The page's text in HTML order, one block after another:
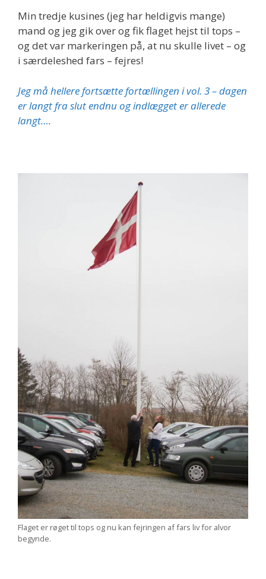
Min tredje kusines (jeg har heldigvis mange)
mand og jeg gik over og fik flaget hejst til tops –
og det var markeringen på, at nu skulle livet – og
i særdeleshed fars – fejres!
Jeg må hellere fortsætte fortællingen i vol. 3 – dagen
er langt fra slut endnu og indlægget er allerede
langt….
Flaget er røget til tops og nu kan fejringen af fars liv for alvor
begynde.